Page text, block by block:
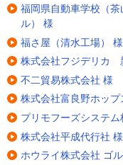
福岡県自動車学校（
ル） 様
福さ屋（清水工場） 様
株式会社フジデリカ
不二貿易株式会社 様
株式会社富良野ホップ
プリモフーズシステム
株式会社平成代行社 様
ホウライ株式会社 ゴ